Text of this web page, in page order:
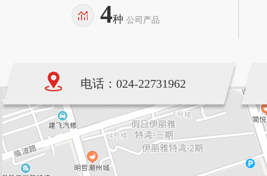
4种 公司产品
电话：024-22731962